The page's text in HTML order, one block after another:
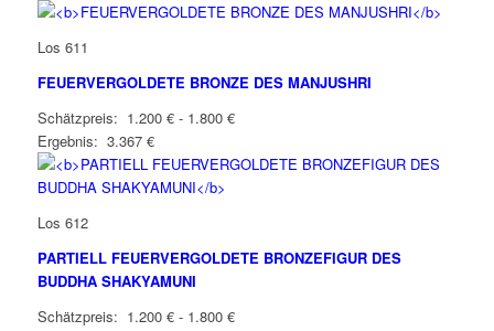
Los 611
FEUERVERGOLDETE BRONZE DES MANJUSHRI
Schätzpreis: 1.200 € - 1.800 €
Ergebnis: 3.367 €
Los 612
PARTIELL FEUERVERGOLDETE BRONZEFIGUR DES
BUDDHA SHAKYAMUNI
Schätzpreis: 1.200 € - 1.800 €